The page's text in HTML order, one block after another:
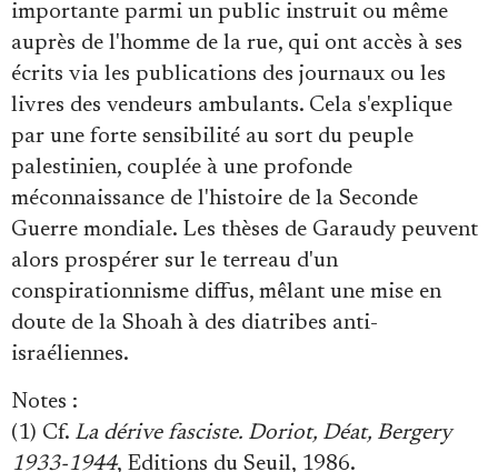
importante parmi un public instruit ou même
auprès de l'homme de la rue, qui ont accès à ses
écrits via les publications des journaux ou les
livres des vendeurs ambulants. Cela s'explique
par une forte sensibilité au sort du peuple
palestinien, couplée à une profonde
méconnaissance de l'histoire de la Seconde
Guerre mondiale. Les thèses de Garaudy peuvent
alors prospérer sur le terreau d'un
conspirationnisme diffus, mêlant une mise en
doute de la Shoah à des diatribes anti-
israéliennes.
Notes :
(1) Cf. La dérive fasciste. Doriot, Déat, Bergery
1933-1944, Editions du Seuil, 1986.